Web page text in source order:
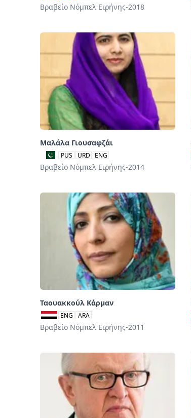
Βραβείο Νόμπελ Ειρήνης-2018
Μαλάλα Γιουσαφζάι
PUS URD ENG
Βραβείο Νόμπελ Ειρήνης-2014
Ταουακκούλ Κάρμαν
ENG ARA
Βραβείο Νόμπελ Ειρήνης-2011